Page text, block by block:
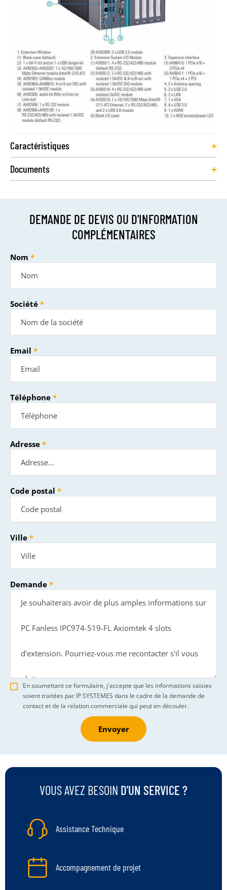
Caractéristiques +
Documents +
DEMANDE DE DEVIS OU D'INFORMATION
COMPLÉMENTAIRES
Nom
Société
Email
Téléphone
Adresse
Code postal
Ville
Demande
En soumettant ce formulaire, j'accepte que les informations saisies
soient traitées par IP SYSTEMES dans le cadre de la demande de
contact et de la relation commerciale qui peut en découler.
Envoyer
VOUS AVEZ BESOIN D'UN SERVICE ?
Assistance Technique
Accompagnement de projet